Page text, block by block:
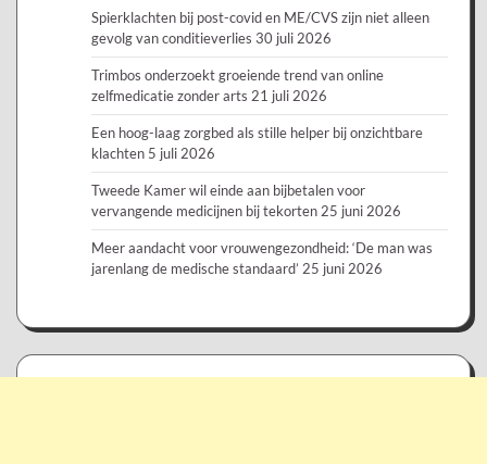
Spierklachten bij post-covid en ME/CVS zijn niet alleen
gevolg van conditieverlies 30 juli 2026
Trimbos onderzoekt groeiende trend van online
zelfmedicatie zonder arts 21 juli 2026
Een hoog-laag zorgbed als stille helper bij onzichtbare
klachten 5 juli 2026
Tweede Kamer wil einde aan bijbetalen voor
vervangende medicijnen bij tekorten 25 juni 2026
Meer aandacht voor vrouwengezondheid: ‘De man was
jarenlang de medische standaard’ 25 juni 2026